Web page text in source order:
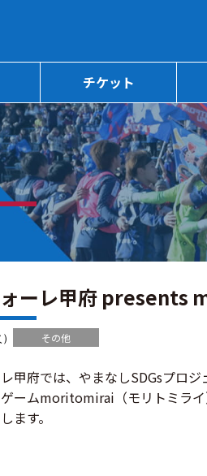
チケット
ーレ甲府 presents
その他
甲府では、やまなしSDGsプロ
ームmoritomirai（モリトミラ
ます。